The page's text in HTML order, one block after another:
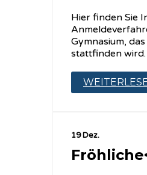
Hier finden Sie
Gymnasium,
stattfinden wird.
19 Dez.